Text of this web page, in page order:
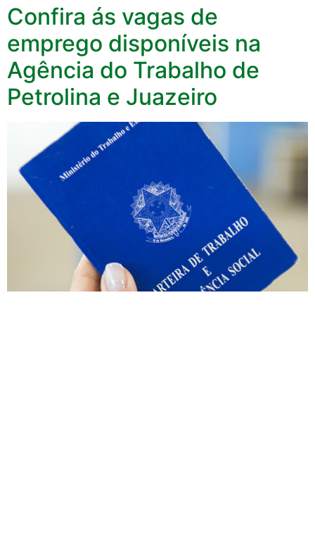
Confira ás vagas de
emprego disponíveis na
Agência do Trabalho de
Petrolina e Juazeiro